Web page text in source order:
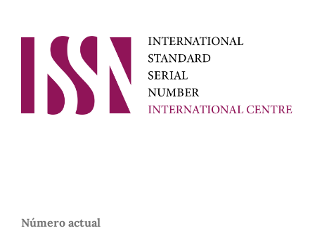
Número actual